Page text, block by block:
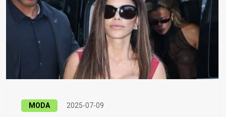
MODA 2025-07-09